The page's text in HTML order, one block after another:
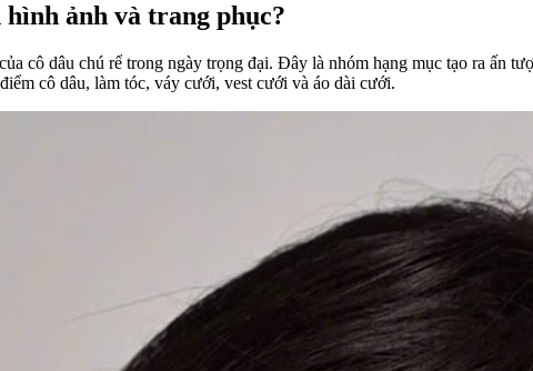
ảnh và trang phục?
cô dâu chú rể trong ngày trọng đại. Đây là nhóm hạng mục tạo ra ấn
cô dâu, làm tóc, váy cưới, vest cưới và áo dài cưới.